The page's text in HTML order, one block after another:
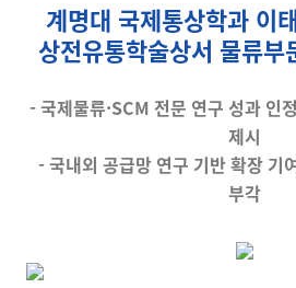
계명대 국제통상학과 이
상전유통학술상서 물류부
- 국제물류·SCM 전문 연구 성과 인
제시
- 국내외 공급망 연구 기반 확장 기
부각